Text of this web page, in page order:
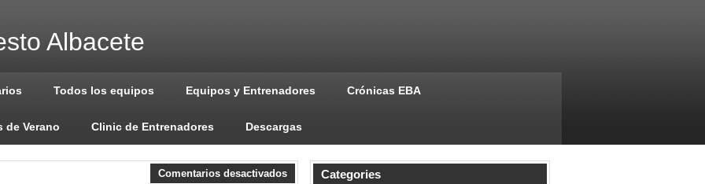
Albacete
Todos los equipos Equipos y Entrenadores Crónicas EBA
de Verano Clinic de Entrenadores Descargas
Comentarios desactivados Categories